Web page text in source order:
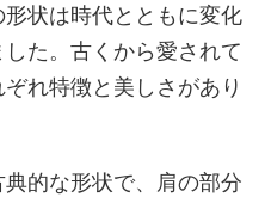
状は時代とともに変化
た。古くから愛されて
れ特徴と美しさがあり
典的な形状で、肩の部分